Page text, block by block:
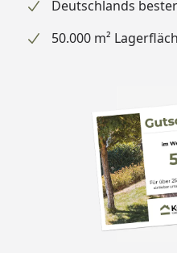
Deutschlands
50.000 m²